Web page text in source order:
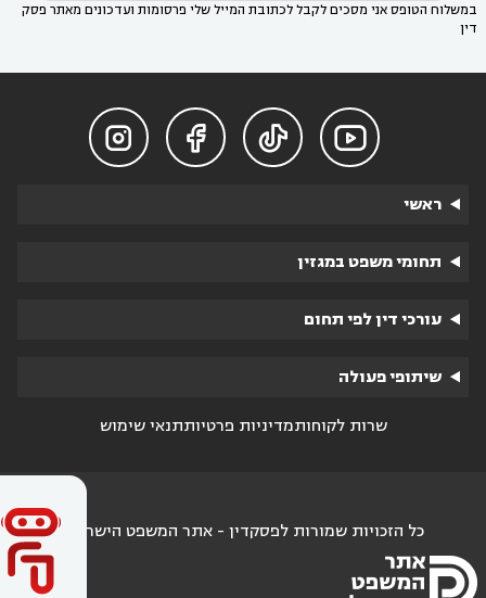
במשלוח הטופס אני מסכים לקבל לכתובת המייל שלי פרסומות ועדכונים מאתר פסק
דין




ראשי
תחומי משפט במגזין
עורכי דין לפי תחום
שיתופי פעולה
שרות לקוחותמדיניות פרטיותתנאי שימוש
כל הזכויות שמורות לפסקדין - אתר המשפט הישראלי